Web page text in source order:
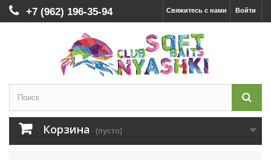
Войти
Свяжитесь с нами
+7 (962) 196-35-94
Корзина (пусто)